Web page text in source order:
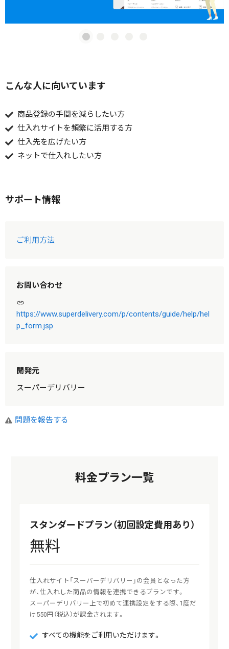
こんな人に向いています
商品登録の手間を減らしたい方
仕入れサイトを頻繁に活用する方
仕入先を広げたい方
ネットで仕入れしたい方
サポート情報
ご利用方法
お問い合わせ
link
https://www.superdelivery.com/p/contents/guide/help/hel
p_form.jsp
開発元
スーパーデリバリー
問題を報告する
料金プラン一覧
スタンダードプラン（初回設定費用あり）
無料
仕入れサイト「スーパーデリバリー」の会員となった方
が、仕入れした商品の情報を連携できるプランです。
スーパーデリバリー上で初めて連携設定をする際、1度だ
け550円（税込）が課金されます。
すべての機能をご利用いただけます。